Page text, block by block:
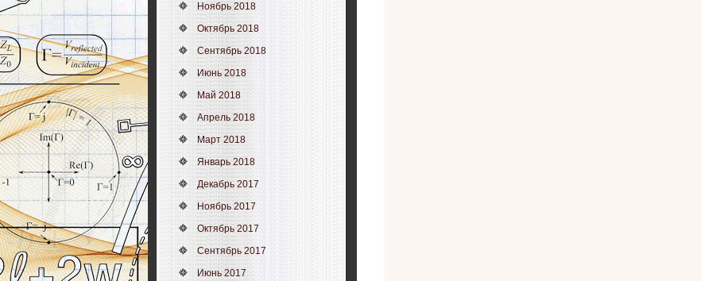
Ноябрь 2018
Октябрь 2018
Сентябрь 2018
Июнь 2018
Май 2018
Апрель 2018
Март 2018
Январь 2018
Декабрь 2017
Ноябрь 2017
Октябрь 2017
Сентябрь 2017
Июнь 2017